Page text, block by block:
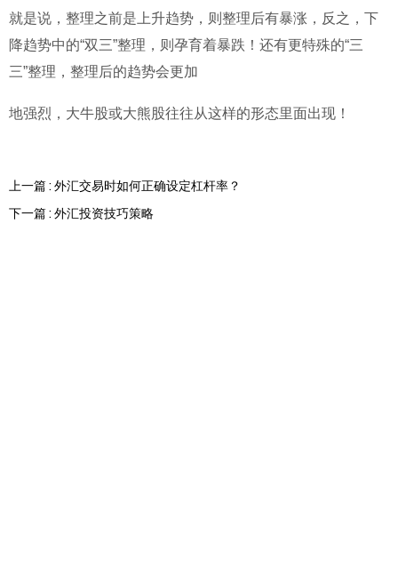
就是说，整理之前是上升趋势，则整理后有暴涨，反之，下
降趋势中的“双三”整理，则孕育着暴跌！还有更特殊的“三
三”整理，整理后的趋势会更加
地强烈，大牛股或大熊股往往从这样的形态里面出现！
上一篇 : 外汇交易时如何正确设定杠杆率？
下一篇 : 外汇投资技巧策略